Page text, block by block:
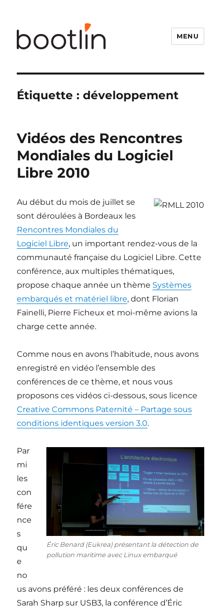
MENU
Étiquette :développement
Vidéos des Rencontres
Mondiales du Logiciel
Libre 2010
Au début du mois de juillet se
sont déroulées à Bordeaux les
Rencontres Mondiales du
Logiciel Libre, un important rendez-vous de la
communauté française du Logiciel Libre. Cette
conférence, aux multiples thématiques,
propose chaque année un thème Systèmes
embarqués et matériel libre, dont Florian
Fainelli, Pierre Ficheux et moi-même avions la
charge cette année.
Comme nous en avons l’habitude, nous avons
enregistré en vidéo l’ensemble des
conférences de ce thème, et nous vous
proposons ces vidéos ci-dessous, sous licence
Creative Commons Paternité – Partage sous
conditions identiques version 3.0.
Éric Benard (Eukrea) présentant la détection de
pollution maritime avec Linux embarqué
Par
mi
les
con
fére
nce
s
qu
e
no
us avons préféré : les deux conférences de
Sarah Sharp sur USB3, la conférence d’Éric